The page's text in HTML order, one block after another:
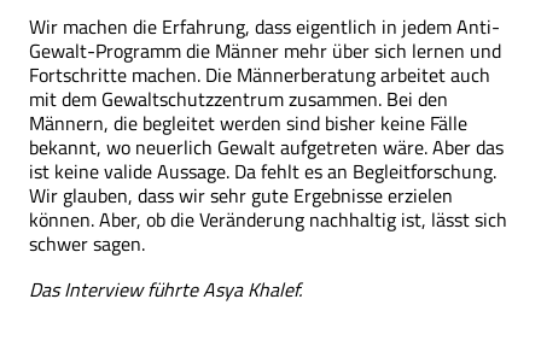
Wir machen die Erfahrung, dass eigentlich in jedem Anti-
Gewalt-Programm die Männer mehr über sich lernen und
Fortschritte machen. Die Männerberatung arbeitet auch
mit dem Gewaltschutzzentrum zusammen. Bei den
Männern, die begleitet werden sind bisher keine Fälle
bekannt, wo neuerlich Gewalt aufgetreten wäre. Aber das
ist keine valide Aussage. Da fehlt es an Begleitforschung.
Wir glauben, dass wir sehr gute Ergebnisse erzielen
können. Aber, ob die Veränderung nachhaltig ist, lässt sich
schwer sagen.
Das Interview führte Asya Khalef.